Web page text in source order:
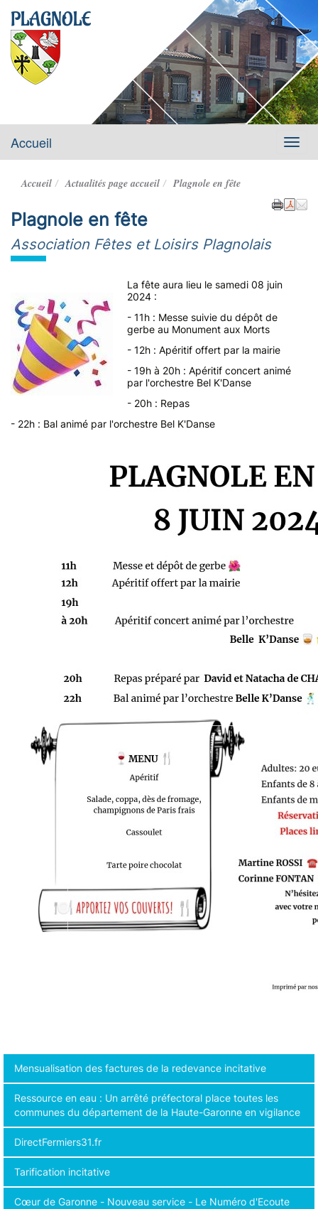
PLAGNOLE
Menu
Accueil
Accueil Actualités page accueil Plagnole en fête
Plagnole en fête
Association Fêtes et Loisirs Plagnolais
La fête aura lieu le samedi 08 juin
2024 :
- 11h : Messe suivie du dépôt de
gerbe au Monument aux Morts
- 12h : Apéritif offert par la mairie
- 19h à 20h : Apéritif concert animé
par l'orchestre Bel K'Danse
- 20h : Repas
- 22h : Bal animé par l'orchestre Bel K'Danse
Mensualisation des factures de la redevance incitative
Ressource en eau : Un arrêté préfectoral place toutes les
communes du département de la Haute-Garonne en vigilance
DirectFermiers31.fr
Tarification incitative
Cœur de Garonne - Nouveau service - Le Numéro d'Ecoute